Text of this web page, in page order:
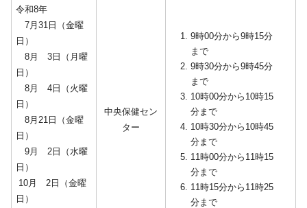
令和8年
7月31日（金曜
日）
8月 3日（月曜
日）
8月 4日（火曜
日）
8月21日（金曜
日）
9月 2日（水曜
日）
10月 2日（金曜
日）
中央保健セン
ター
9時00分から9時15分
まで
9時30分から9時45分
まで
10時00分から10時15
分まで
10時30分から10時45
分まで
11時00分から11時15
分まで
11時15分から11時25
分まで